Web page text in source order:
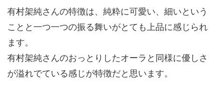
有村架純さんの特徴は、純粋に可愛い、細いという
ことと一つ一つの振る舞いがとても上品に感じられ
ます。
有村架純さんのおっとりしたオーラと同様に優しさ
が溢れでている感じが特徴だと思います。